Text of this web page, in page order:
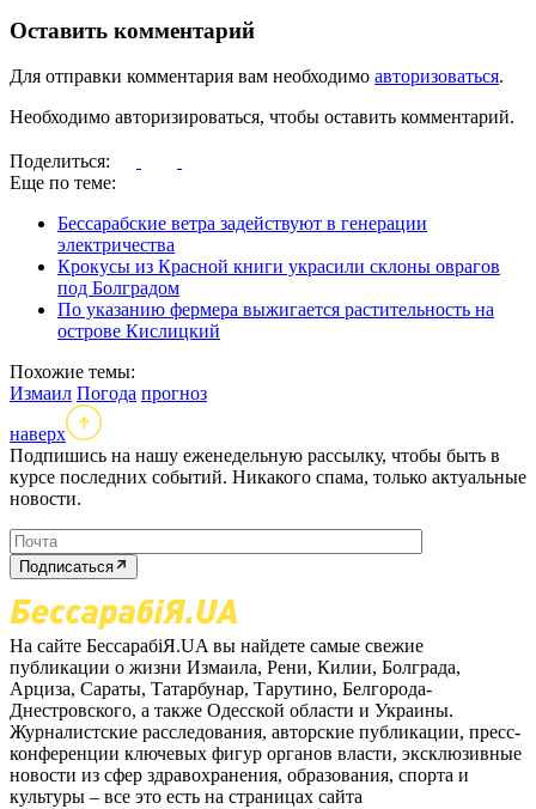
Оставить комментарий
Для отправки комментария вам необходимо авторизоваться.
Необходимо авторизироваться, чтобы оставить комментарий.
Поделиться:
Еще по теме:
Бессарабские ветра задействуют в генерации
электричества
Крокусы из Красной книги украсили склоны оврагов
под Болградом
По указанию фермера выжигается растительность на
острове Кислицкий
Похожие темы:
Измаил Погода прогноз
наверх
Подпишись на нашу еженедельную рассылку, чтобы быть в
курсе последних событий. Никакого спама, только актуальные
новости.
Подписаться
На сайте БессарабіЯ.UA вы найдете самые свежие
публикации о жизни Измаила, Рени, Килии, Болграда,
Арциза, Сараты, Татарбунар, Тарутино, Белгорода-
Днестровского, а также Одесской области и Украины.
Журналистские расследования, авторские публикации, пресс-
конференции ключевых фигур органов власти, эксклюзивные
новости из сфер здравохранения, образования, спорта и
культуры – все это есть на страницах сайта